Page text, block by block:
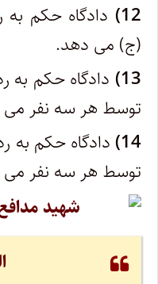
12) دادگاه حکم
(ج) می دهد.
13) دادگاه حکم به
توسط هر سه نفر
14) دادگاه حکم به
توسط هر سه نفر